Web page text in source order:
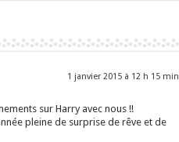
1 janvier 2015 à 12 h 15 min
sur Harry avec nous !!
pleine de surprise de rêve et de